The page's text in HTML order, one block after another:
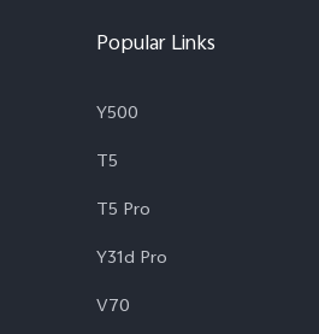
Popular Links
Y500
T5
T5 Pro
Y31d Pro
V70